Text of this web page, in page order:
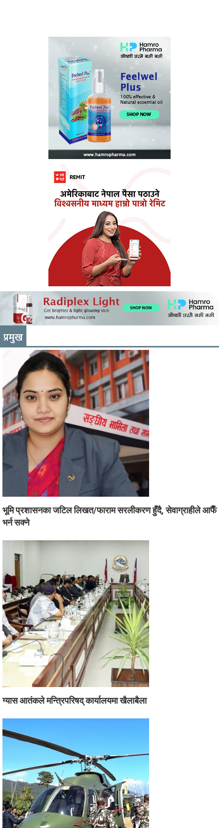
प्रमुख
भूमि प्रशासनका जटिल लिखत/फाराम सरलीकरण हुँदै, सेवाग्राहीले आफैँ
भर्न सक्ने
ग्यास आतंकले मन्त्रिपरिषद् कार्यालयमा खैलाबैला